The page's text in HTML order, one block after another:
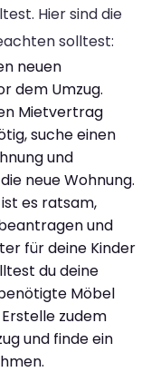
Hier sind die
solltest:
neuen
dem Umzug.
Mietvertrag
suche einen
und
neue Wohnung.
es ratsam,
und
für deine Kinder
du deine
Möbel
zudem
und finde ein